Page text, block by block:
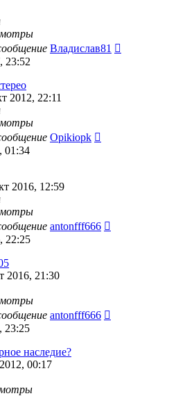
Владислав81
23:52
2012, 22:11
Opikiopk
01:34
2016, 12:59
antonfff666
22:25
2016, 21:30
antonfff666
23:25
наследие?
00:17